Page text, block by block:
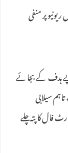
پر منفی
ماہ 950 ارب روپے ہدف کے بجائے
سیلابی
فال کا پتہ چلے